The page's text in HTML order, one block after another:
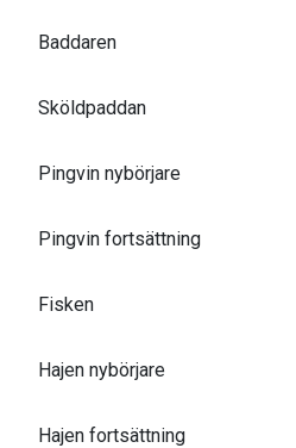
Baddaren
Sköldpaddan
Pingvin nybörjare
Pingvin fortsättning
Fisken
Hajen nybörjare
Hajen fortsättning